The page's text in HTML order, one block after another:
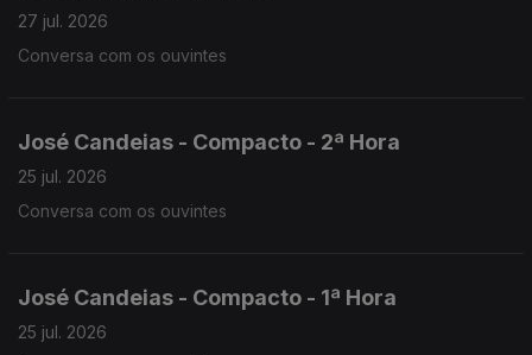
27 jul. 2026
Conversa com os ouvintes
José Candeias - Compacto - 2ª Hora
25 jul. 2026
Conversa com os ouvintes
José Candeias - Compacto - 1ª Hora
25 jul. 2026